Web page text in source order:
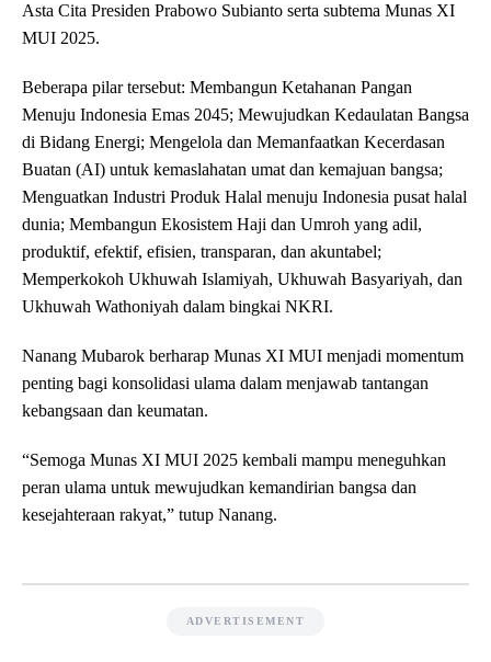
Asta Cita Presiden Prabowo Subianto serta subtema Munas XI
MUI 2025.
Beberapa pilar tersebut: Membangun Ketahanan Pangan
Menuju Indonesia Emas 2045; Mewujudkan Kedaulatan Bangsa
di Bidang Energi; Mengelola dan Memanfaatkan Kecerdasan
Buatan (AI) untuk kemaslahatan umat dan kemajuan bangsa;
Menguatkan Industri Produk Halal menuju Indonesia pusat halal
dunia; Membangun Ekosistem Haji dan Umroh yang adil,
produktif, efektif, efisien, transparan, dan akuntabel;
Memperkokoh Ukhuwah Islamiyah, Ukhuwah Basyariyah, dan
Ukhuwah Wathoniyah dalam bingkai NKRI.
Nanang Mubarok berharap Munas XI MUI menjadi momentum
penting bagi konsolidasi ulama dalam menjawab tantangan
kebangsaan dan keumatan.
“Semoga Munas XI MUI 2025 kembali mampu meneguhkan
peran ulama untuk mewujudkan kemandirian bangsa dan
kesejahteraan rakyat,” tutup Nanang.
ADVERTISEMENT